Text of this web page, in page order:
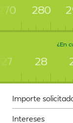
280
¿En
27 28
Importe
Intereses